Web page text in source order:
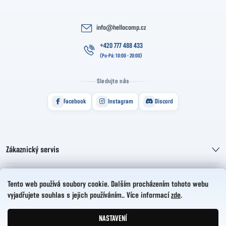
Tento web používá soubory cookie. Dalším procházením tohoto webu
vyjadřujete souhlas s jejich používáním.. Více informací zde.
NASTAVENÍ
info@hellocomp.cz
+420 777 488 433
Sledujte nás
Facebook Instagram Discord
Zákaznický servis